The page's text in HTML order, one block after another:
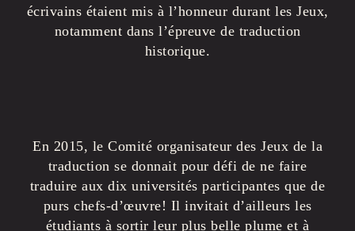
écrivains étaient mis à l’honneur durant les Jeux,
notamment dans l’épreuve de traduction
historique.
En 2015, le Comité organisateur des Jeux de la
traduction se donnait pour défi de ne faire
traduire aux dix universités participantes que de
purs chefs-d’œuvre! Il invitait d’ailleurs les
étudiants à sortir leur plus belle plume et à